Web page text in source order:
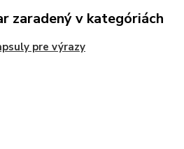
zaradený v kategóriách
pre výrazy